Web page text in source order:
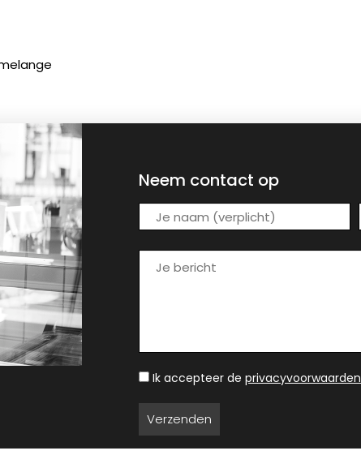
Neem contact op
Ik accepteer de privacyvoorwaarden